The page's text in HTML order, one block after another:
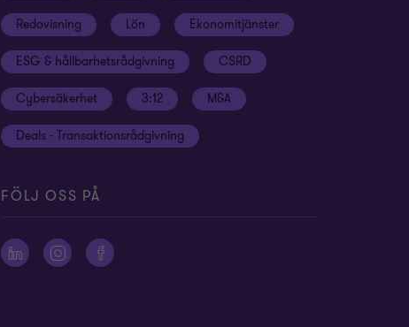
Redovisning Lön Ekonomitjänster
ESG & hållbarhetsrådgivning CSRD
Cybersäkerhet 3:12 M&A
Deals - Transaktionsrådgivning
FÖLJ OSS PÅ